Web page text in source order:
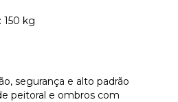
150 kg
segurança e alto padrão
peitoral e ombros com